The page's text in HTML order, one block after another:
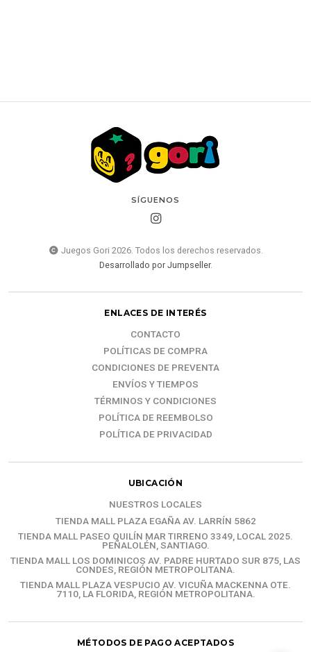
SÍGUENOS
Juegos Gori 2026. Todos los derechos reservados.
Desarrollado por Jumpseller.
ENLACES DE INTERÉS
CONTACTO
POLÍTICAS DE COMPRA
CONDICIONES DE PREVENTA
ENVÍOS Y TIEMPOS
TÉRMINOS Y CONDICIONES
POLÍTICA DE REEMBOLSO
POLÍTICA DE PRIVACIDAD
UBICACIÓN
NUESTROS LOCALES
TIENDA MALL PLAZA EGAÑA AV. LARRÍN 5862
TIENDA MALL PASEO QUILÍN MAR TIRRENO 3349, LOCAL 2025.
PEÑALOLÉN, SANTIAGO.
TIENDA MALL LOS DOMINICOS AV. PADRE HURTADO SUR 875, LAS
CONDES, REGIÓN METROPOLITANA.
TIENDA MALL PLAZA VESPUCIO AV. VICUÑA MACKENNA OTE.
7110, LA FLORIDA, REGIÓN METROPOLITANA.
MÉTODOS DE PAGO ACEPTADOS